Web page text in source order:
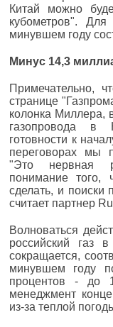
Китай можно
кубометров".
минувшем году
Минус 14,3
Примечательно,
странице
колонка Миллера,
газопровода в
готовности к
переговорах мы
"Это нервная
понимание того,
сделать, и поиски
считает партнер
Волноваться
российский газ
сокращается,
минувшем году
процентов - до
менеджмент
из-за теплой